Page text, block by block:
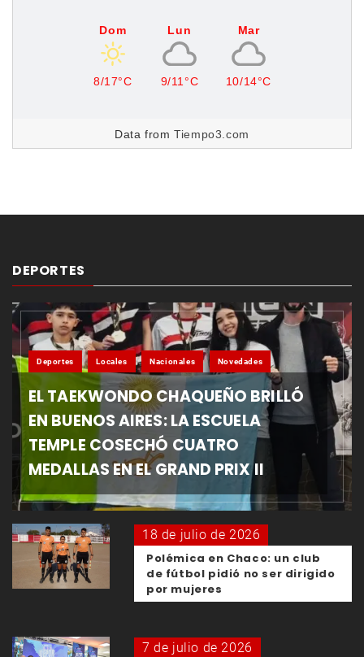
Dom
8/17°C
Lun
9/11°C
Mar
10/14°C
Data fromTiempo3.com
DEPORTES
Deportes Locales Nacionales Novedades
EL TAEKWONDO CHAQUEÑO BRILLÓ
EN BUENOS AIRES: LA ESCUELA
TEMPLE COSECHÓ CUATRO
MEDALLAS EN EL GRAND PRIX II
18 de julio de 2026
Polémica en Chaco: un club
de fútbol pidió no ser dirigido
por mujeres
7 de julio de 2026